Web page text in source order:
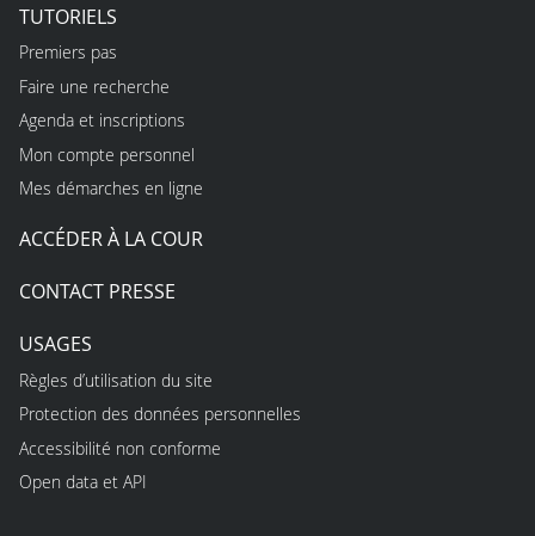
TUTORIELS
Premiers pas
Faire une recherche
Agenda et inscriptions
Mon compte personnel
Mes démarches en ligne
ACCÉDER À LA COUR
CONTACT PRESSE
USAGES
Règles d’utilisation du site
Protection des données personnelles
Accessibilité non conforme
Open data et API